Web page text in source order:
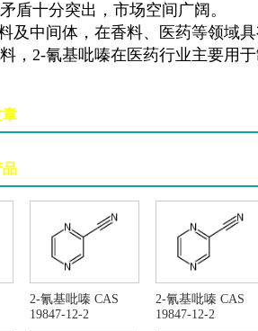
盾十分突出，市场空间广阔。
及中间体，在香料、医药等领域具
， 2-氰基吡嗪在医药行业主要用
章
品
2-氰基吡嗪 CAS
19847-12-2
2-氰基吡嗪 CAS
19847-12-2